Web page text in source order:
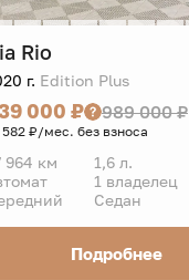
Rio
г. Edition Plus
000 ₽ 989 000 ₽
582 ₽/мес. без взноса
964 км 1,6 л.
1 владелец
Седан
Подробнее